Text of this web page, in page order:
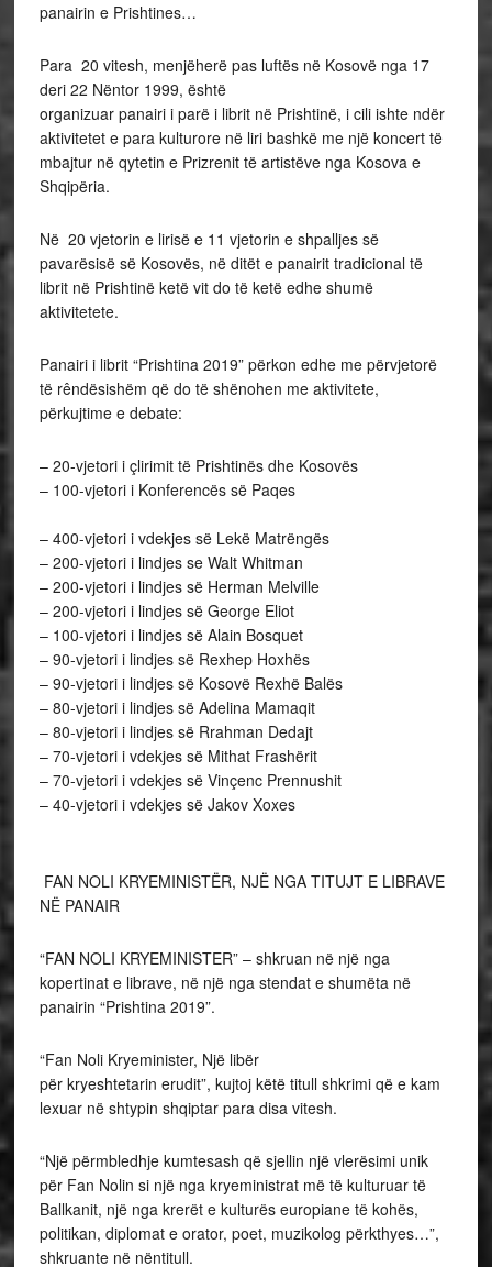
panairin e Prishtines…
Para 20 vitesh, menjëherë pas luftës në Kosovë nga 17
deri 22 Nëntor 1999, është
organizuar panairi i parë i librit në Prishtinë, i cili ishte ndër
aktivitetet e para kulturore në liri bashkë me një koncert të
mbajtur në qytetin e Prizrenit të artistëve nga Kosova e
Shqipëria.
Në 20 vjetorin e lirisë e 11 vjetorin e shpalljes së
pavarësisë së Kosovës, në ditët e panairit tradicional të
librit në Prishtinë ketë vit do të ketë edhe shumë
aktivitetete.
Panairi i librit “Prishtina 2019” përkon edhe me përvjetorë
të rêndësishëm që do të shënohen me aktivitete,
përkujtime e debate:
– 20-vjetori i çlirimit të Prishtinës dhe Kosovës
– 100-vjetori i Konferencës së Paqes
– 400-vjetori i vdekjes së Lekë Matrëngës
– 200-vjetori i lindjes se Walt Whitman
– 200-vjetori i lindjes së Herman Melville
– 200-vjetori i lindjes së George Eliot
– 100-vjetori i lindjes së Alain Bosquet
– 90-vjetori i lindjes së Rexhep Hoxhës
– 90-vjetori i lindjes së Kosovë Rexhë Balës
– 80-vjetori i lindjes së Adelina Mamaqit
– 80-vjetori i lindjes së Rrahman Dedajt
– 70-vjetori i vdekjes së Mithat Frashërit
– 70-vjetori i vdekjes së Vinçenc Prennushit
– 40-vjetori i vdekjes së Jakov Xoxes
FAN NOLI KRYEMINISTËR, NJË NGA TITUJT E LIBRAVE
NË PANAIR
“FAN NOLI KRYEMINISTER” – shkruan në një nga
kopertinat e librave, në një nga stendat e shumëta në
panairin “Prishtina 2019”.
“Fan Noli Kryeminister, Një libër
për kryeshtetarin erudit”, kujtoj këtë titull shkrimi që e kam
lexuar në shtypin shqiptar para disa vitesh.
“Një përmbledhje kumtesash që sjellin një vlerësimi unik
për Fan Nolin si një nga kryeministrat më të kulturuar të
Ballkanit, një nga krerët e kulturës europiane të kohës,
politikan, diplomat e orator, poet, muzikolog përkthyes…”,
shkruante në nëntitull.